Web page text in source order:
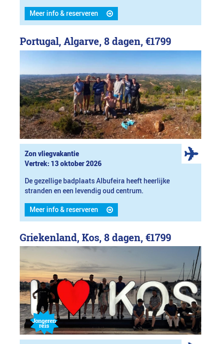
Meer info & reserveren
Portugal, Algarve, 8 dagen, €1799
Zon vliegvakantie
Vertrek: 13 oktober 2026
De gezellige badplaats Albufeira heeft heerlijke
stranden en een levendig oud centrum.
Meer info & reserveren
Griekenland, Kos, 8 dagen, €1799